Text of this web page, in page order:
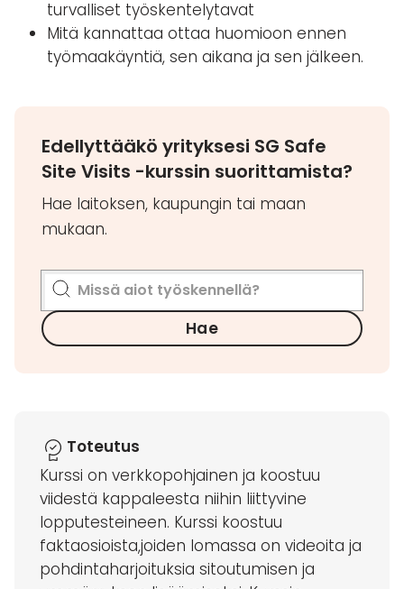
turvalliset työskentelytavat
Mitä kannattaa ottaa huomioon ennen
työmaakäyntiä, sen aikana ja sen jälkeen.
Edellyttääkö yrityksesi SG Safe
Site Visits -kurssin suorittamista?
Hae laitoksen, kaupungin tai maan
mukaan.
Hae
Toteutus
Kurssi on verkkopohjainen ja koostuu
viidestä kappaleesta niihin liittyvine
lopputesteineen. Kurssi koostuu
faktaosioista,joiden lomassa on videoita ja
pohdintaharjoituksia sitoutumisen ja